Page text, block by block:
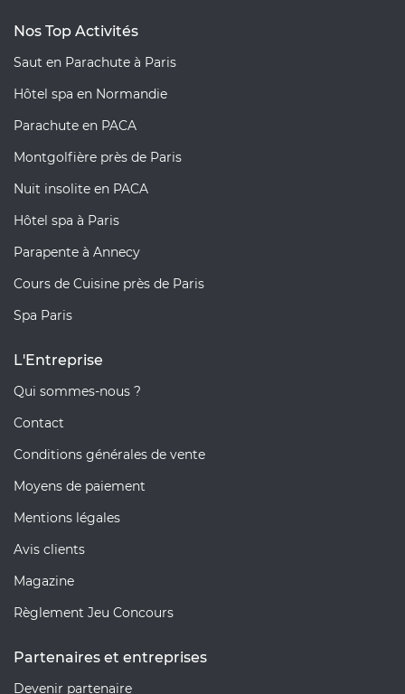
Nos Top Activités
Saut en Parachute à Paris
Hôtel spa en Normandie
Parachute en PACA
Montgolfière près de Paris
Nuit insolite en PACA
Hôtel spa à Paris
Parapente à Annecy
Cours de Cuisine près de Paris
Spa Paris
L'Entreprise
Qui sommes-nous ?
Contact
Conditions générales de vente
Moyens de paiement
Mentions légales
Avis clients
Magazine
Règlement Jeu Concours
Partenaires et entreprises
Devenir partenaire